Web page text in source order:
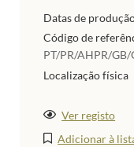
Datas de
Código de
PT/PR/AHPR/
Localização física
Ver registo
Adicionar à